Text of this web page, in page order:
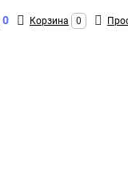
+7
MAX: +7
0 Корзина 0